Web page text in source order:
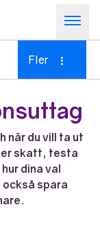
Fler
när du vill ta ut
skatt, testa
dina val
också spara